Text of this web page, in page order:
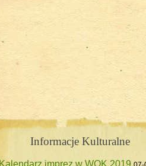
Kurnytowa - Forendówki 2018
Informacje Kulturalne
Kalendarz imprez w WOK 2019